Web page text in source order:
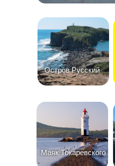
Остров Русский
Маяк Токаревского